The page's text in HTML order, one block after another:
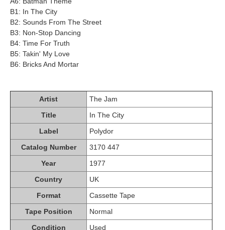
B1: In The City
B2: Sounds From The Street
B3: Non-Stop Dancing
B4: Time For Truth
B5: Takin' My Love
B6: Bricks And Mortar
Artist
The Jam
Title
In The City
Label
Polydor
Catalog Number
3170 447
Year
1977
Country
UK
Format
Cassette Tape
Tape Position
Normal
Condition
Used